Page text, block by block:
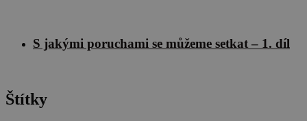
S jakými poruchami se můžeme setkat – 1. díl
Štítky